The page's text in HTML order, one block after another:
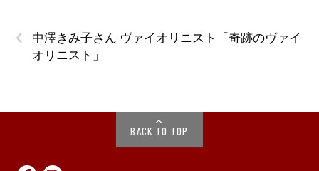
‹
中澤きみ子さん ヴァイオリニスト「奇跡のヴァイ
オリニスト」
BACK TO TOP